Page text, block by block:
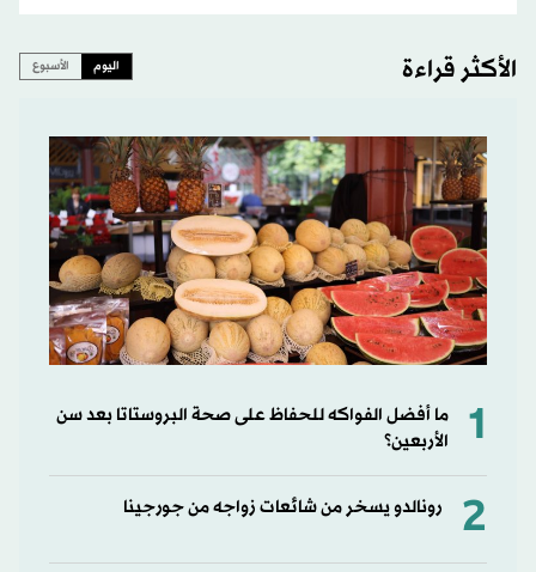
الأكثر قراءة اليوم الأسبوع
1
ما أفضل الفواكه للحفاظ على صحة البروستاتا بعد سن
الأربعين؟
2 رونالدو يسخر من شائعات زواجه من جورجينا